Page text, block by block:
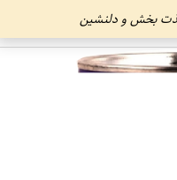
لذت بخش و دلنشین